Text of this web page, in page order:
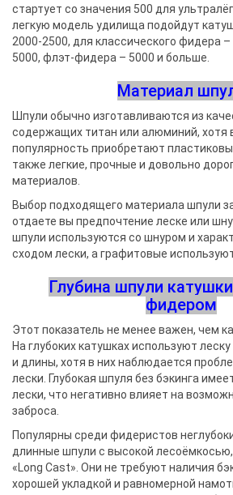
стартует со значения 500 для
легкую модель удилища подойдут
2000-2500, для классического фидера
5000, флэт-фидера – 5000 и больше.
Материал
Шпули обычно изготавливаются из
содержащих титан или алюминий, хотя
популярность приобретают
также легкие, прочные и довольно
материалов.
Выбор подходящего материала шпули
отдаете вы предпочтение леске или
шпули используются со шнуром и
сходом лески, а графитовые
Глубина шпули
фидером
Этот показатель не менее важен, чем
На глубоких катушках используют
и длины, хотя в них наблюдается
лески. Глубокая шпуля без бэкинга
лески, что негативно влияет на
заброса.
Популярны среди фидеристов
длинные шпули с высокой
«Long Cast». Они не требуют наличия
хорошей укладкой и равномерной